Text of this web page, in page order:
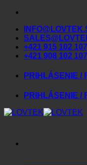
Skip
content
+421 915 102 107
+421 908 102 107
PRIHLÁSENIE /
PRIHLÁSENIE /